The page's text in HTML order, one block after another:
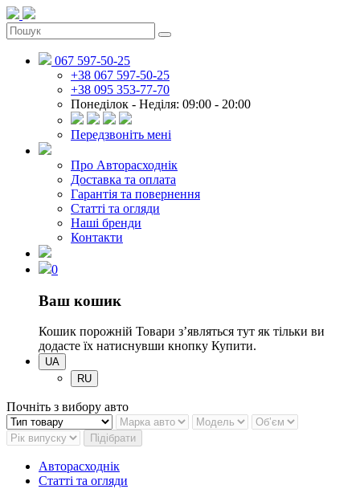
067 597-50-25
+38 067 597-50-25
+38 095 353-77-70
Понеділок - Неділя: 09:00 - 20:00
Передзвоніть мені
Про Авторасходнік
Доставка та оплата
Гарантія та повернення
Статті та огляди
Наші бренди
Контакти
0
Ваш кошик
Кошик порожній Товари зʼявляться тут як тільки ви
додасте їх натиснувши кнопку Купити.
UA
RU
Почніть з вибору авто
Підібрати
Авторасходнік
Статті та огляди